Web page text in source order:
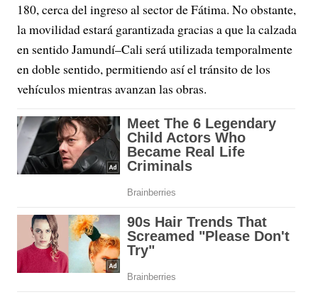
180, cerca del ingreso al sector de Fátima. No obstante,
la movilidad estará garantizada gracias a que la calzada
en sentido Jamundí–Cali será utilizada temporalmente
en doble sentido, permitiendo así el tránsito de los
vehículos mientras avanzan las obras.